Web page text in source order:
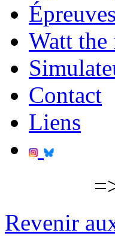
Épreuves
Watt the
Contact
Liens
Revenir